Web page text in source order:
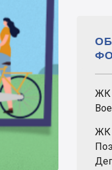
ЖК
ЖК